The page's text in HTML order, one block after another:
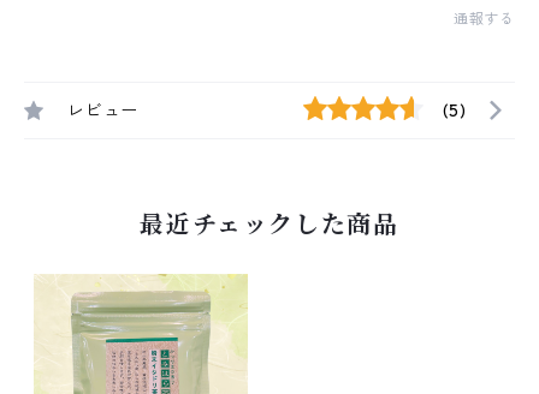
通報する
レビュー (5)
最近チェックした商品